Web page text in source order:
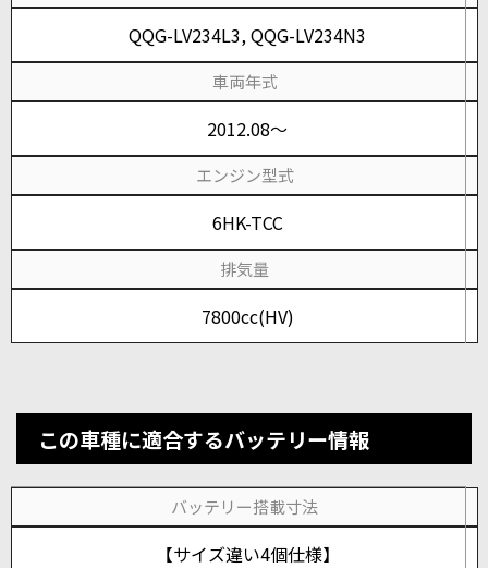
QQG-LV234L3, QQG-LV234N3
車両年式
2012.08～
エンジン型式
6HK-TCC
排気量
7800cc(HV)
この車種に適合するバッテリー情報
バッテリー搭載寸法
【サイズ違い4個仕様】